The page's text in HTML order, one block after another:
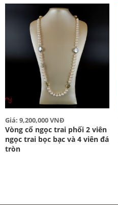
Giá: 9,200,000 VNĐ
Vòng cổ ngọc trai phối 2 viên
ngọc trai bọc bạc và 4 viên đá
tròn